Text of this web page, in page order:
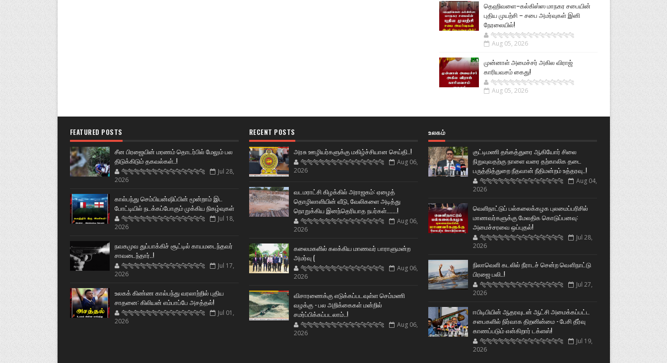
தெஹிவளை–கல்கிஸ்ஸ மாநகர சபையின்
புதிய முயற்சி – சபை அமர்வுகள் இனி
நேரலையில்!
🐅🐅🐅🐅🐅🐅🐆🐆🐆🐆🐆🐆🐆🐆
Aug 05, 2026
முன்னாள் அமைச்சர் அகில விராஜ்
காரியவசம் கைது!
🐅🐅🐅🐅🐅🐅🐆🐆🐆🐆🐆🐆🐆🐆
Aug 05, 2026
FEATURED POSTS
சீன பிரஜையின் மரணம் தொடர்பில் மேலும் பல
திடுக்கிடும் தகவல்கள்..!
🐅🐅🐅🐅🐅🐅🐆🐆🐆🐆🐆🐆🐆🐆
Jul 28,
2026
கால்பந்து செம்பியன்ஷிப்பின் மூன்றாம் இட
போட்டியில் நடக்கப்போகும் முக்கிய நிகழ்வுகள்
🐅🐅🐅🐅🐅🐅🐆🐆🐆🐆🐆🐆🐆🐆
Jul 18,
2026
நவகமுவ துப்பாக்கிச் சூட்டில் காயமடைந்தவர்
சாவடைந்தார்..!
🐅🐅🐅🐅🐅🐅🐆🐆🐆🐆🐆🐆🐆🐆
Jul 17,
2026
உலகக் கிண்ண கால்பந்து வரலாற்றில் புதிய
சாதனை: கிலியன் எம்பாப்பே அசத்தல்!
🐅🐅🐅🐅🐅🐅🐆🐆🐆🐆🐆🐆🐆🐆
Jul 01,
2026
RECENT POSTS
அரசு ஊழியர்களுக்கு மகிழ்ச்சியான செய்தி..!
🐅🐅🐅🐅🐅🐅🐆🐆🐆🐆🐆🐆🐆🐆
Aug 06,
2026
வடமராட்சி கிழக்கில் அராஜகம்: ஏழைத்
தொழிலாளியின் வீடு, வேலிகளை அடித்து
நொறுக்கிய இனந்தெரியாத நபர்கள்.......!
🐅🐅🐅🐅🐅🐅🐆🐆🐆🐆🐆🐆🐆🐆
Aug 06,
2026
கலைமகளில் கலக்கிய மாணவர் பாராளுமன்ற
அமர்வு (
🐅🐅🐅🐅🐅🐅🐆🐆🐆🐆🐆🐆🐆🐆
Aug 06,
2026
விசாரணைக்கு எடுக்கப்படவுள்ள செம்மணி
வழக்கு - பல அறிக்கைகள் மன்றில்
சமர்ப்பிக்கப்படலாம்..!
🐅🐅🐅🐅🐅🐅🐆🐆🐆🐆🐆🐆🐆🐆
Aug 06,
2026
உலகம்
குட்டிமணி தங்கத்துரை ஆகியோர் சிலை
நிறுவுவதற்கு நாளை வரை தற்காலிக தடை
பருத்தித்துறை நீதவான் நீதிமன்றம் உத்தரவு..!
🐅🐅🐅🐅🐅🐅🐆🐆🐆🐆🐆🐆🐆🐆
Aug 04,
2026
வெளிநாட்டுப் பல்கலைக்கழக புலமைப்பரிசில்
மாணவர்களுக்கு மேலதிக கொடுப்பனவு:
அமைச்சரவை ஒப்புதல்!
🐅🐅🐅🐅🐅🐅🐆🐆🐆🐆🐆🐆🐆🐆
Jul 28,
2026
நிலாவெளி கடலில் நீராடச் சென்ற வௌிநாட்டு
பிரஜை பலி..!
🐅🐅🐅🐅🐅🐅🐆🐆🐆🐆🐆🐆🐆🐆
Jul 27,
2026
ஈபிடிபியின் ஆதரவுடன் ஆட்சி அமைக்கப்பட்ட
சபைகளில் நிர்வாக திறனின்மை - பேசி தீர்வு
காணப்படும் என்கிறார் டக்ளஸ்!
🐅🐅🐅🐅🐅🐅🐆🐆🐆🐆🐆🐆🐆🐆
Jul 19,
2026